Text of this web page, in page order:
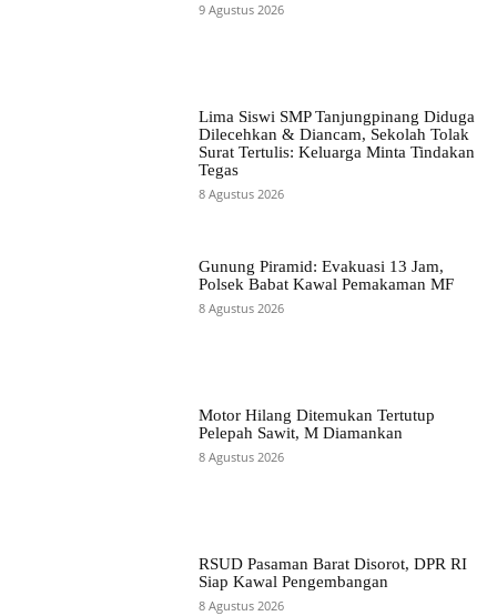
9 Agustus 2026
Lima Siswi SMP Tanjungpinang Diduga
Dilecehkan & Diancam, Sekolah Tolak
Surat Tertulis: Keluarga Minta Tindakan
Tegas
8 Agustus 2026
Gunung Piramid: Evakuasi 13 Jam,
Polsek Babat Kawal Pemakaman MF
8 Agustus 2026
Motor Hilang Ditemukan Tertutup
Pelepah Sawit, M Diamankan
8 Agustus 2026
RSUD Pasaman Barat Disorot, DPR RI
Siap Kawal Pengembangan
8 Agustus 2026